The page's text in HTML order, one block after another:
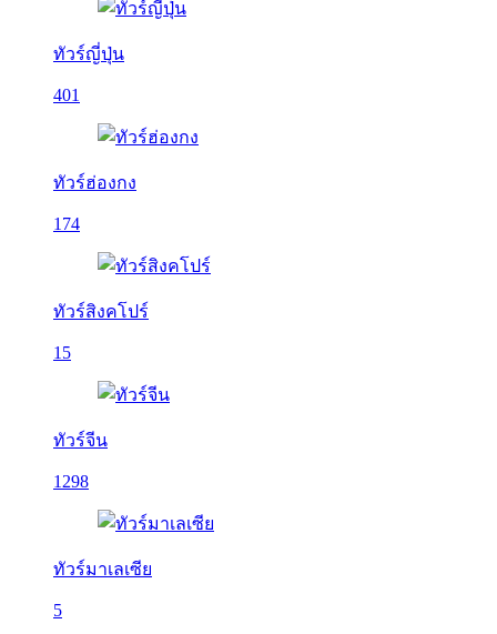
ทัวร์ญี่ปุ่น
401
ทัวร์ฮ่องกง
174
ทัวร์สิงคโปร์
15
ทัวร์จีน
1298
ทัวร์มาเลเซีย
5